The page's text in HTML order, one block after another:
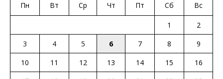
Пн Вт Ср Чт Пт Сб Вс
1
2
3
4 5 6 7 8
9
10
11 12 13 14 15
16